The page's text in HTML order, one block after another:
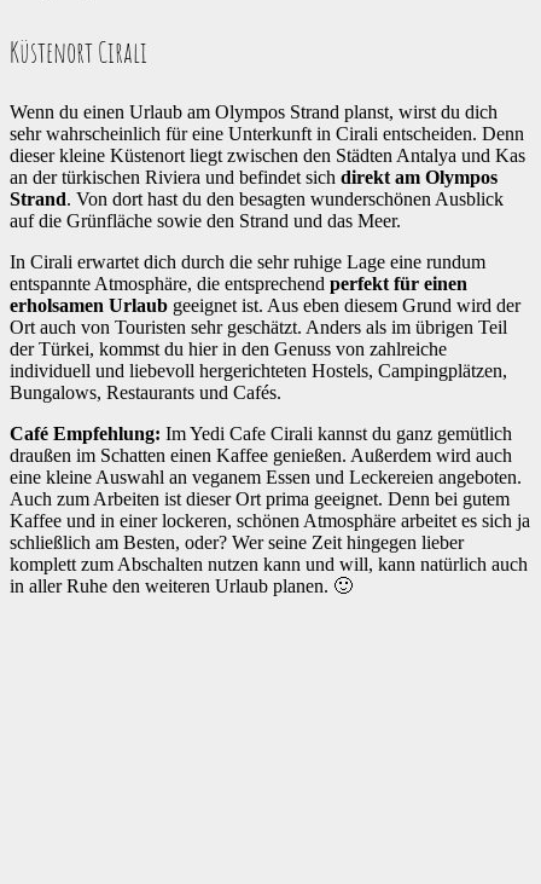
Küstenort Cirali
Wenn du einen Urlaub am Olympos Strand planst, wirst du dich
sehr wahrscheinlich für eine Unterkunft in Cirali entscheiden. Denn
dieser kleine Küstenort liegt zwischen den Städten Antalya und Kas
an der türkischen Riviera und befindet sich direkt am Olympos
Strand. Von dort hast du den besagten wunderschönen Ausblick
auf die Grünfläche sowie den Strand und das Meer.
In Cirali erwartet dich durch die sehr ruhige Lage eine rundum
entspannte Atmosphäre, die entsprechend perfekt für einen
erholsamen Urlaub geeignet ist. Aus eben diesem Grund wird der
Ort auch von Touristen sehr geschätzt. Anders als im übrigen Teil
der Türkei, kommst du hier in den Genuss von zahlreiche
individuell und liebevoll hergerichteten Hostels, Campingplätzen,
Bungalows, Restaurants und Cafés.
Café Empfehlung: Im Yedi Cafe Cirali kannst du ganz gemütlich
draußen im Schatten einen Kaffee genießen. Außerdem wird auch
eine kleine Auswahl an veganem Essen und Leckereien angeboten.
Auch zum Arbeiten ist dieser Ort prima geeignet. Denn bei gutem
Kaffee und in einer lockeren, schönen Atmosphäre arbeitet es sich ja
schließlich am Besten, oder? Wer seine Zeit hingegen lieber
komplett zum Abschalten nutzen kann und will, kann natürlich auch
in aller Ruhe den weiteren Urlaub planen. 🙂